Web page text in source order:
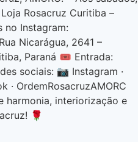
Rosacruz Curitiba –
no Instagram:
Nicarágua, 2641 –
Paraná 🎟️ Entrada:
sociais: 📷 Instagram ·
· OrdemRosacruzAMORC
harmonia, interiorização e
🌹